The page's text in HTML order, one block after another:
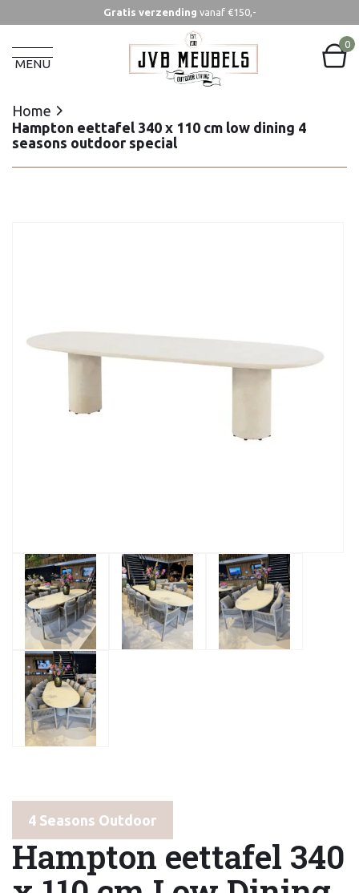
Gratis verzending vanaf €150,-
MENU
0
Home
Hampton eettafel 340 x 110 cm low dining 4
seasons outdoor special
Home
Hampton eettafel 340 x 110 cm low dining 4
seasons outdoor special
4 Seasons Outdoor
Hampton eettafel 340